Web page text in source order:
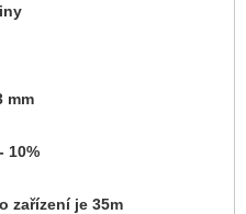
mm
10%
zařízení je 35m